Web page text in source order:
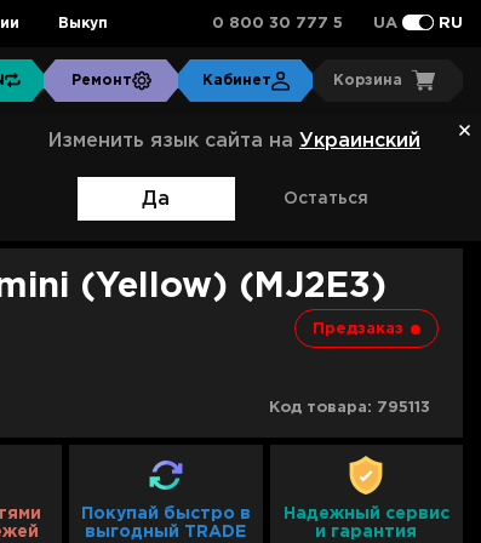
Выкуп 0 800 30 777 5 UA RU
Ремонт Кабинет Корзина
Изменить язык сайта на Украинский
Да Остаться
(Yellow) (MJ2E3)
Предзаказ
Код товара: 795113
Покупай быстро в
выгодный TRADE
Надежный сервис
и гарантия